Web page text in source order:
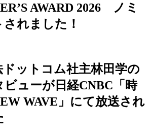
AWARD 2026 ノミ
されました！
ドットコム社主林田学の
ビューが日経CNBC「時
WAVE」にて放送され